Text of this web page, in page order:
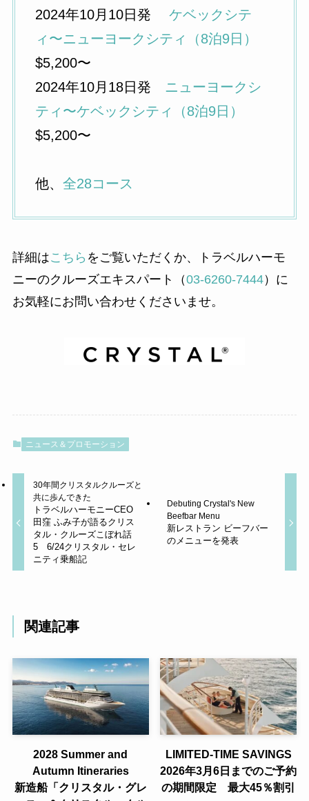
2024年10月10日発ケベックシテ
ィ〜ニューヨークシティ（8泊9日）
$5,200〜
2024年10月18日発 ニューヨークシ
ティ〜ケベックシティ（8泊9日）
$5,200〜
他、全28コース
詳細はこちら をご覧いただくか、トラベルハーモ
ニーのクルーズエキスパート（03-6260-7444）に
お気軽にお問い合わせくださいませ。
ニュース＆プロモーション
30年間クリスタルクルーズと
共に歩んできた
トラベルハーモニーCEO
田窪 ふみ子が語るクリス
タル・クルーズこぼれ話
5 6/24クリスタル・セレ
ニティ乗船記
Debuting Crystal's New
Beefbar Menu
新レストラン ビーフバー
のメニューを発表
関連記事
2028 Summer and
Autumn Itineraries
新造船「クリスタル・グレ
LIMITED-TIME SAVINGS
2026年3月6日までのご予約
の期間限定 最大45％割引